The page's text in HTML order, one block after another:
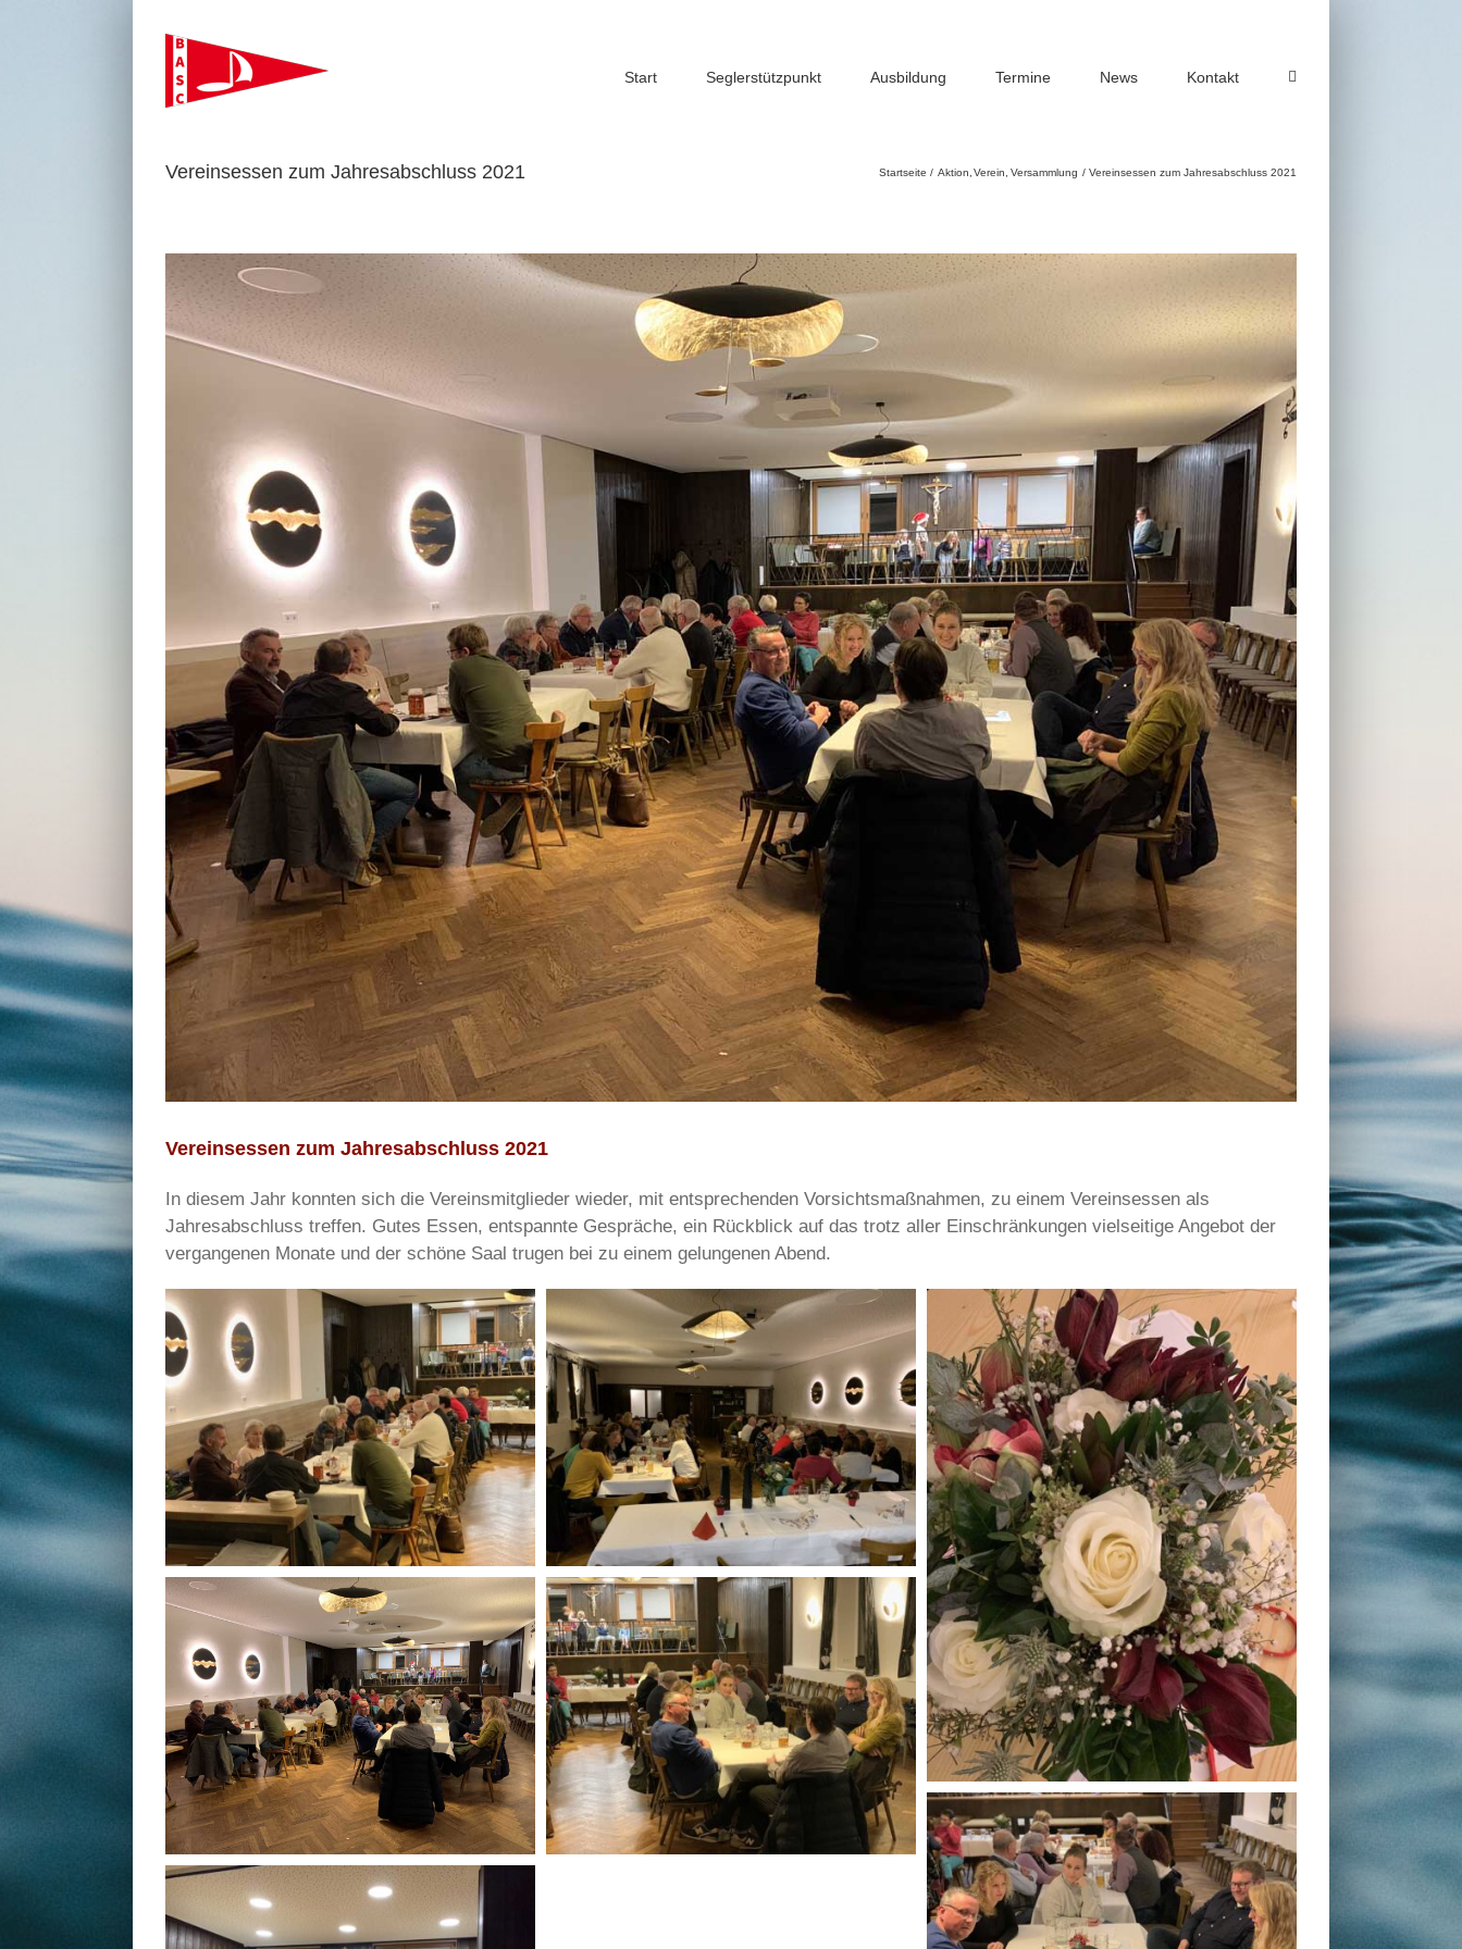
Start Seglerstützpunkt Ausbildung Termine News Kontakt
Vereinsessen zum Jahresabschluss 2021 Startseite Aktion Verein Versammlung Vereinsessen zum Jahresabschluss 2021
Zeige
grösseres
Vereinsessen zum Jahresabschluss 2021
In diesem Jahr konnten sich die Vereinsmitglieder wieder, mit entsprechenden Vorsichtsmaßnahmen, zu einem Vereinsessen als
Jahresabschluss treffen. Gutes Essen, entspannte Gespräche, ein Rückblick auf das trotz aller Einschränkungen vielseitige Angebot der
vergangenen Monate und der schöne Saal trugen bei zu einem gelungenen Abend.